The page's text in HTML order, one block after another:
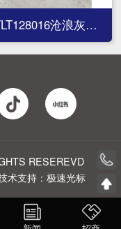
沧浪灰
RESEREVD
术支持：极速光标